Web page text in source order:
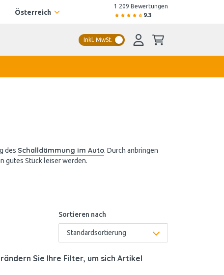
Österreich
1 209 Bewertungen
9.3
Inkl. MwSt.
des Schalldämmung im Auto. Durch anbringen
gutes Stück leiser werden.
Sortieren nach
Sie Ihre Filter, um sich Artikel